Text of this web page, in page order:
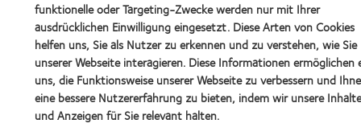
funktionelle oder Targeting-Zwecke werden nur mit Ihrer
ausdrücklichen Einwilligung eingesetzt. Diese Arten von Cookies
helfen uns, Sie als Nutzer zu erkennen und zu verstehen, wie
unserer Webseite interagieren. Diese Informationen ermöglichen
uns, die Funktionsweise unserer Webseite zu verbessern und
eine bessere Nutzererfahrung zu bieten, indem wir unsere
und Anzeigen für Sie relevant halten.